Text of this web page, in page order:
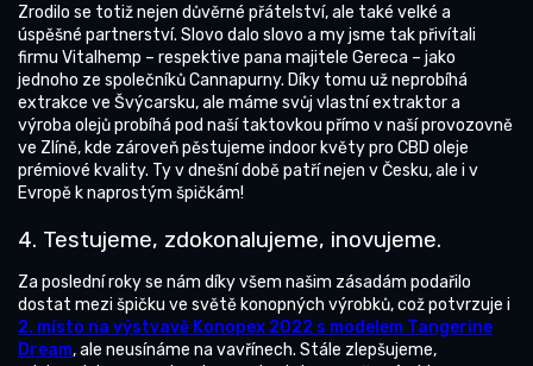
Zrodilo se totiž nejen důvěrné přátelství, ale také velké a
úspěšné partnerství. Slovo dalo slovo a my jsme tak přivítali
firmu Vitalhemp – respektive pana majitele Gereca – jako
jednoho ze společníků Cannapurny. Díky tomu už neprobíhá
extrakce ve Švýcarsku, ale máme svůj vlastní extraktor a
výroba olejů probíhá pod naší taktovkou přímo v naší provozovně
ve Zlíně, kde zároveň pěstujeme indoor květy pro CBD oleje
prémiové kvality. Ty v dnešní době patří nejen v Česku, ale i v
Evropě k naprostým špičkám!
4. Testujeme, zdokonalujeme, inovujeme.
Za poslední roky se nám díky všem našim zásadám podařilo
dostat mezi špičku ve světě konopných výrobků, což potvrzuje i
2. místo na výstvavě Konopex 2022 s modelem Tangerine
Dream, ale neusínáme na vavřínech. Stále zlepšujeme,